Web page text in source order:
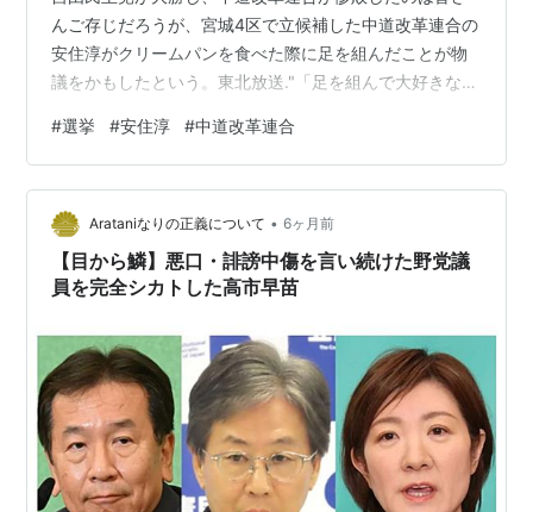
んご存じだろうが、宮城4区で立候補した中道改革連合の
安住淳がクリームパンを食べた際に足を組んだことが物
議をかもしたという。東北放送."「足を組んで大好きなク
訓【衆議院議員選挙より】".TBS NEWS DIG.2026-02-
12. newsdig.tbs.co.jp ,（参照2026-02-17）.をご一読。
なお、上記記事によると、「宮城4区で当選した自民党の
森下千里さんについても過去のYouTubeでの対談動画が
拡散され、SNSで…
#選挙 #安住淳 #中道改革連合
Arataniなりの正義について • 6ヶ月前
【目から鱗】悪口・誹謗中傷を言い続けた野党議
員を完全シカトした高市早苗